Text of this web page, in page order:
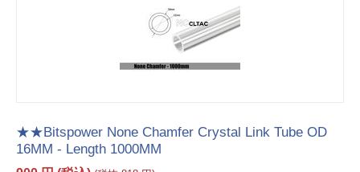
★★Bitspower None Chamfer Crystal Link Tube OD
16MM - Length 1000MM